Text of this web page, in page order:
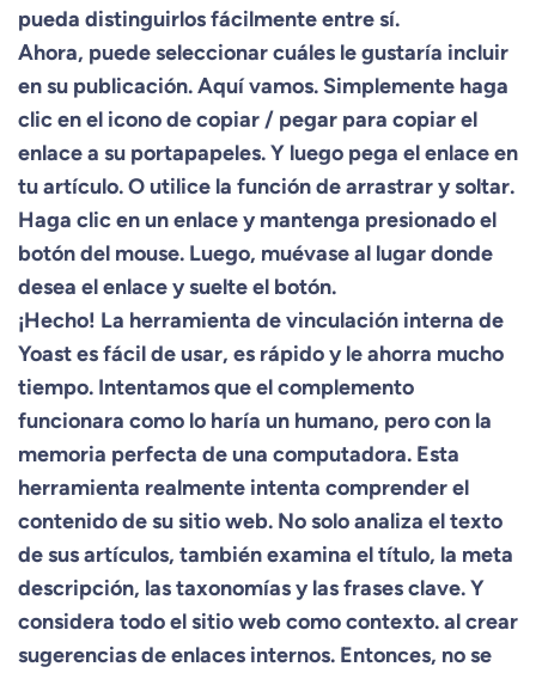
pueda distinguirlos fácilmente entre sí.
Ahora, puede seleccionar cuáles le gustaría incluir
en su publicación. Aquí vamos. Simplemente haga
clic en el icono de copiar / pegar para copiar el
enlace a su portapapeles. Y luego pega el enlace en
tu artículo. O utilice la función de arrastrar y soltar.
Haga clic en un enlace y mantenga presionado el
botón del mouse. Luego, muévase al lugar donde
desea el enlace y suelte el botón.
¡Hecho! La herramienta de vinculación interna de
Yoast es fácil de usar, es rápido y le ahorra mucho
tiempo. Intentamos que el complemento
funcionara como lo haría un humano, pero con la
memoria perfecta de una computadora. Esta
herramienta realmente intenta comprender el
contenido de su sitio web. No solo analiza el texto
de sus artículos, también examina el título, la meta
descripción, las taxonomías y las frases clave. Y
considera todo el sitio web como contexto. al crear
sugerencias de enlaces internos. Entonces, no se